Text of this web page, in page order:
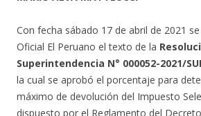
Con fecha sábado 17 de abril de 2021
Oficial El Peruano el texto de la
Superintendencia N° 000052-2021/
la cual se aprobó el porcentaje para
máximo de devolución del Impuesto
dispuesto por el Reglamento del